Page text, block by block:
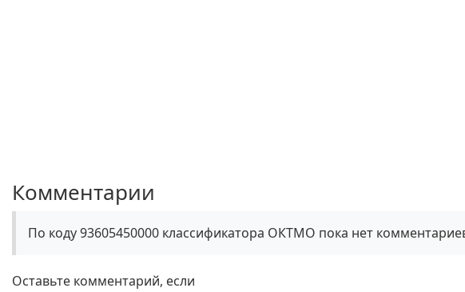
Комментарии
По коду 93605450000 классификатора ОКТМО пока нет
Оставьте комментарий, если